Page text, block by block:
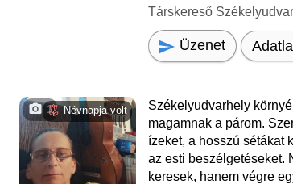
Társkereső
Üzenet
1 Névnapja volt
Székelyudvarhely
magamnak a párom.
ízeket, a hosszú sétákat
az esti beszélgetéseket.
keresek, hanem végre